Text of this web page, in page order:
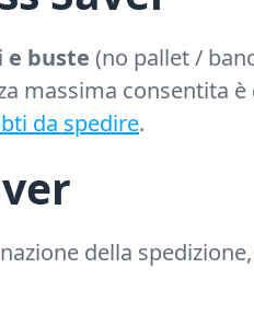
e buste (no pallet /
massima consentita
da spedire.
della